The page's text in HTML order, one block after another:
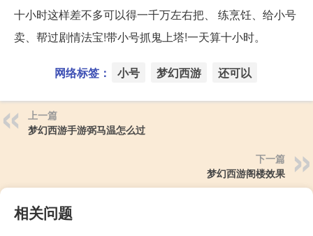
十小时这样差不多可以得一千万左右把、 练烹饪、给小号
卖、帮过剧情法宝!带小号抓鬼上塔!一天算十小时。
网络标签： 小号 梦幻西游 还可以
上一篇
梦幻西游手游弼马温怎么过
下一篇
梦幻西游阁楼效果
相关问题